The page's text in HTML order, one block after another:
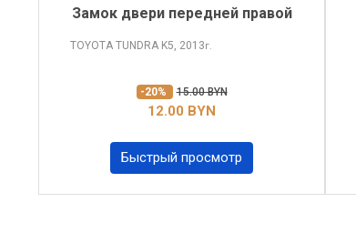
Замок двери передней правой
TOYOTA TUNDRA K5, 2013г.
-20% 15.00 BYN
12.00 BYN
Быстрый просмотр